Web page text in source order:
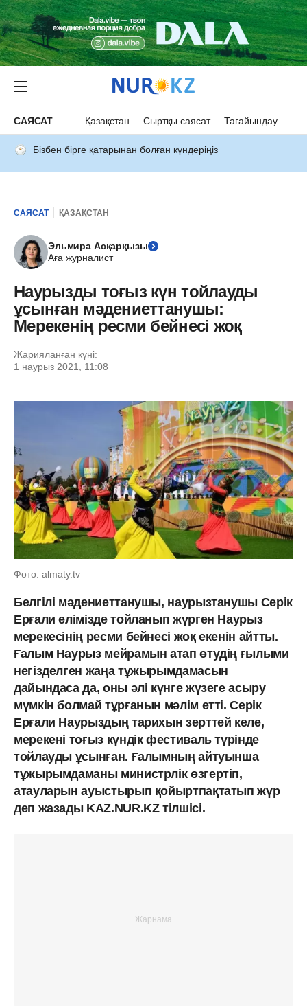
САЯСАТ Қазақстан Сыртқы саясат Тағайындау
Бізбен бірге қатарынан болған күндеріңіз
САЯСАТ ҚАЗАҚСТАН
Эльмира Асқарқызы
Аға журналист
Наурызды тоғыз күн тойлауды
ұсынған мәдениеттанушы:
Мерекенің ресми бейнесі жоқ
Жарияланған күні:
1 наурыз 2021, 11:08
Фото: almaty.tv
Белгілі мәдениеттанушы, наурызтанушы Серік
Ерғали елімізде тойланып жүрген Наурыз
мерекесінің ресми бейнесі жоқ екенін айтты.
Ғалым Наурыз мейрамын атап өтудің ғылыми
негізделген жаңа тұжырымдамасын
дайындаса да, оны әлі күнге жүзеге асыру
мүмкін болмай тұрғанын мәлім етті. Серік
Ерғали Наурыздың тарихын зерттей келе,
мерекені тоғыз күндік фестиваль түрінде
тойлауды ұсынған. Ғалымның айтуынша
тұжырымдаманы министрлік өзгертіп,
атауларын ауыстырып қойыртпақтатып жүр
деп жазады KAZ.NUR.KZ тілшісі.